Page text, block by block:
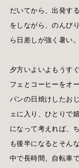
だいてから、出発す
をしながら、のんび
ら日差しが強く暑い。
夕方いよいよもうす
フェとコーヒーをオ
パンの日焼けしたお
ェに入り、ひとりで
になって考えれば、
も後半になるとそん
中で長時間、自転車